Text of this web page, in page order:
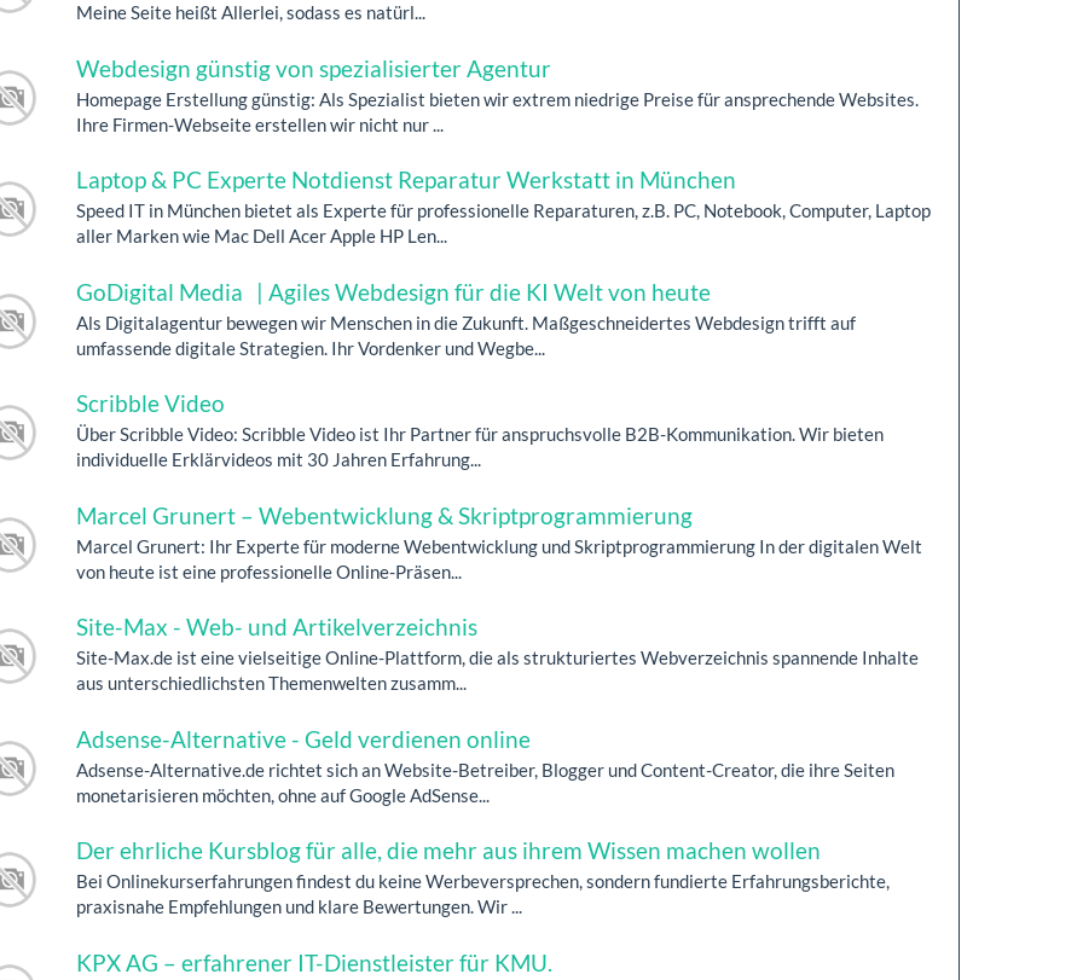
Meine Seite heißt Allerlei, sodass es natürl...
Webdesign günstig von spezialisierter Agentur
Homepage Erstellung günstig: Als Spezialist bieten wir extrem niedrige Preise für ansprechende Websites.
Ihre Firmen-Webseite erstellen wir nicht nur ...
Laptop & PC Experte Notdienst Reparatur Werkstatt in München
Speed IT in München bietet als Experte für professionelle Reparaturen, z.B. PC, Notebook, Computer, Laptop
aller Marken wie Mac Dell Acer Apple HP Len...
GoDigital Media | Agiles Webdesign für die KI Welt von heute
Als Digitalagentur bewegen wir Menschen in die Zukunft. Maßgeschneidertes Webdesign trifft auf
umfassende digitale Strategien. Ihr Vordenker und Wegbe...
Scribble Video
Über Scribble Video: Scribble Video ist Ihr Partner für anspruchsvolle B2B-Kommunikation. Wir bieten
individuelle Erklärvideos mit 30 Jahren Erfahrung...
Marcel Grunert – Webentwicklung & Skriptprogrammierung
Marcel Grunert: Ihr Experte für moderne Webentwicklung und Skriptprogrammierung In der digitalen Welt
von heute ist eine professionelle Online-Präsen...
Site-Max - Web- und Artikelverzeichnis
Site-Max.de ist eine vielseitige Online-Plattform, die als strukturiertes Webverzeichnis spannende Inhalte
aus unterschiedlichsten Themenwelten zusamm...
Adsense-Alternative - Geld verdienen online
Adsense-Alternative.de richtet sich an Website-Betreiber, Blogger und Content-Creator, die ihre Seiten
monetarisieren möchten, ohne auf Google AdSense...
Der ehrliche Kursblog für alle, die mehr aus ihrem Wissen machen wollen
Bei Onlinekurserfahrungen findest du keine Werbeversprechen, sondern fundierte Erfahrungsberichte,
praxisnahe Empfehlungen und klare Bewertungen. Wir ...
KPX AG – erfahrener IT-Dienstleister für KMU.